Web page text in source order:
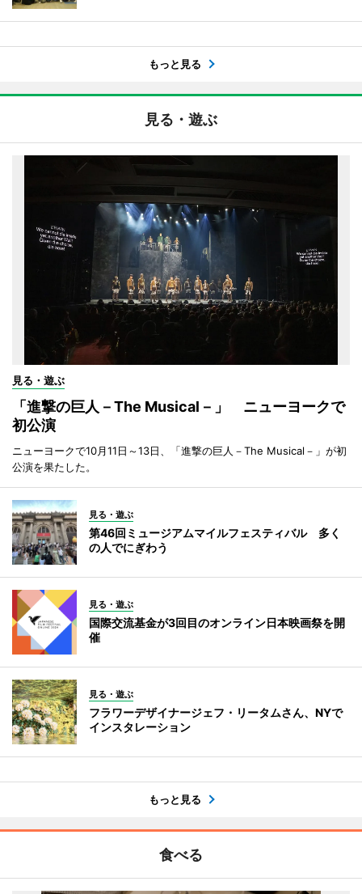
もっと見る
見る・遊ぶ
見る・遊ぶ
「進撃の巨人－The Musical－」 ニューヨークで
初公演
ニューヨークで10月11日～13日、「進撃の巨人－The Musical－」が初
公演を果たした。
見る・遊ぶ
第46回ミュージアムマイルフェスティバル 多く
の人でにぎわう
見る・遊ぶ
国際交流基金が3回目のオンライン日本映画祭を開
催
見る・遊ぶ
フラワーデザイナージェフ・リータムさん、NYで
インスタレーション
もっと見る
食べる